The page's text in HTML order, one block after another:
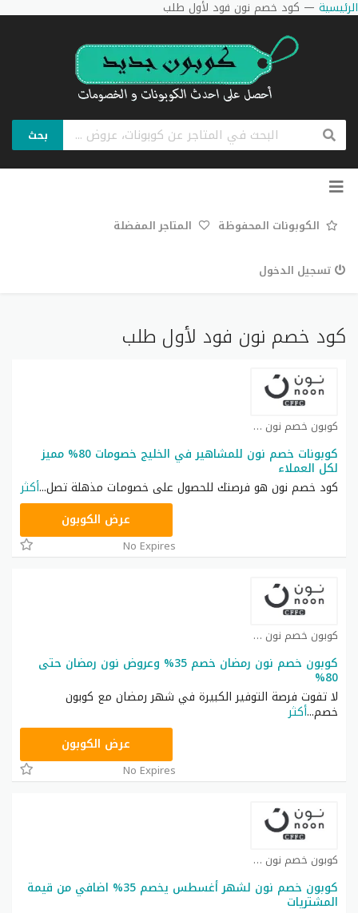
الرئيسية — كود خصم نون فود لأول طلب
بحث
تخطي
الكوبونات المحفوظة المتاجر المفضلة
تسجيل الدخول
كود خصم نون فود لأول طلب
كوبون خصم نون كوبون
كوبونات خصم نون للمشاهير في الخليج خصومات 80% مميز
لكل العملاء
كود خصم نون هو فرصتك للحصول على خصومات مذهلة تصل...أكثر
RRF24عرض الكوبون
No Expires
كوبون خصم نون كوبون
كوبون خصم نون رمضان خصم 35% وعروض نون رمضان حتى
80%
لا تفوت فرصة التوفير الكبيرة في شهر رمضان مع كوبون
خصم...أكثر
RRF24عرض الكوبون
No Expires
كوبون خصم نون كوبون
كوبون خصم نون لشهر أغسطس يخصم 35% اضافي من قيمة
المشتريات